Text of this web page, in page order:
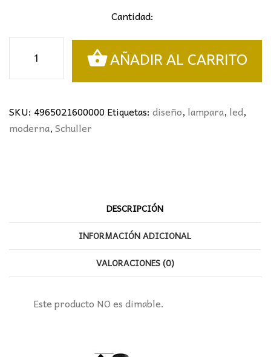
Cantidad:
ZARIA
NEGRO/ORO/TRANSP
cantidad
AÑADIR AL CARRITO
SKU: 4965021600000Etiquetas: diseño, lampara, led,
moderna,Schuller
DESCRIPCIÓN
INFORMACIÓN ADICIONAL
VALORACIONES (0)
Este producto NO es dimable.